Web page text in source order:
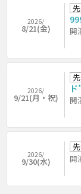
2026/
8/21(金) 開
2026/
9/21(月・祝) 開
2026/
9/30(水) 開